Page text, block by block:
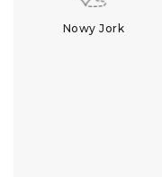
Nowy Jork